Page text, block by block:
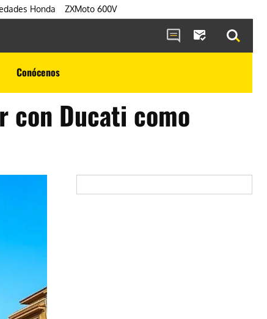
Honda ZXMoto 600V
Conócenos
con Ducati como